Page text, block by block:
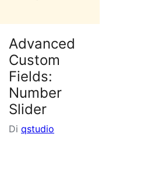
Advanced
Custom
Fields:
Number
Slider
Di qstudio